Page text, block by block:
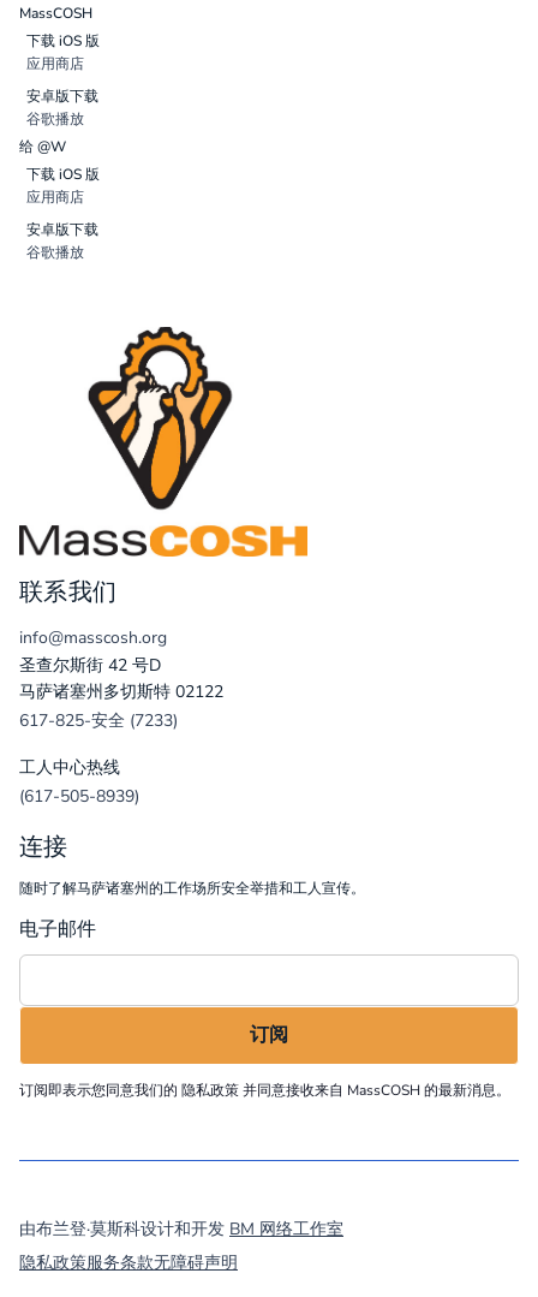
MassCOSH
下载 iOS 版
应用商店
安卓版下载
谷歌播放
给 @W
下载 iOS 版
应用商店
安卓版下载
谷歌播放
联系我们
info@masscosh.org
圣查尔斯街 42 号D
马萨诸塞州多切斯特 02122
617-825-安全 (7233)
工人中心热线
(617-505-8939)
连接
随时了解马萨诸塞州的工作场所安全举措和工人宣传。
电子邮件
订阅即表示您同意我们的 隐私政策并同意接收来自 MassCOSH 的最新消息。
由布兰登·莫斯科设计和开发 BM 网络工作室
隐私政策服务条款无障碍声明